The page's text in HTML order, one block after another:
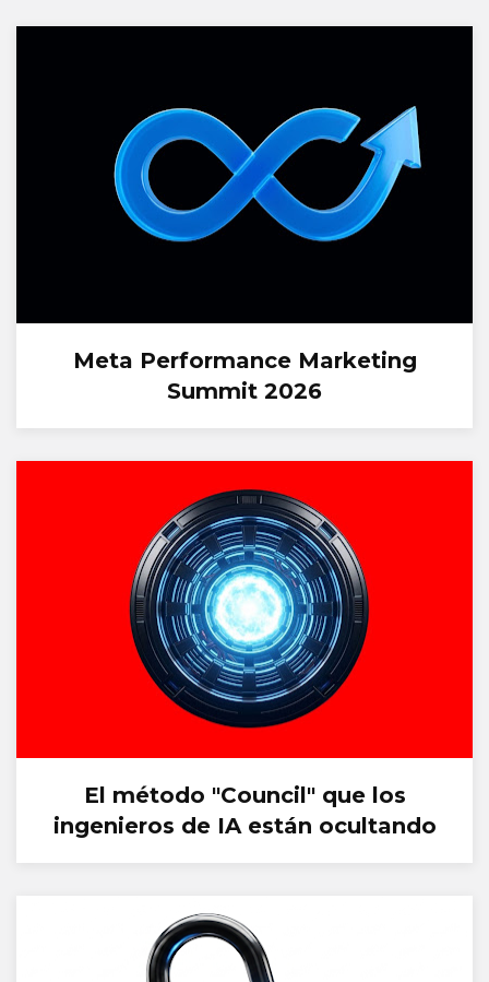
Meta Performance Marketing
Summit 2026
El método "Council" que los
ingenieros de IA están ocultando